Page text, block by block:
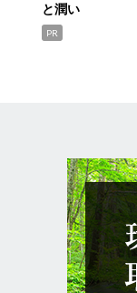
と潤い
PR